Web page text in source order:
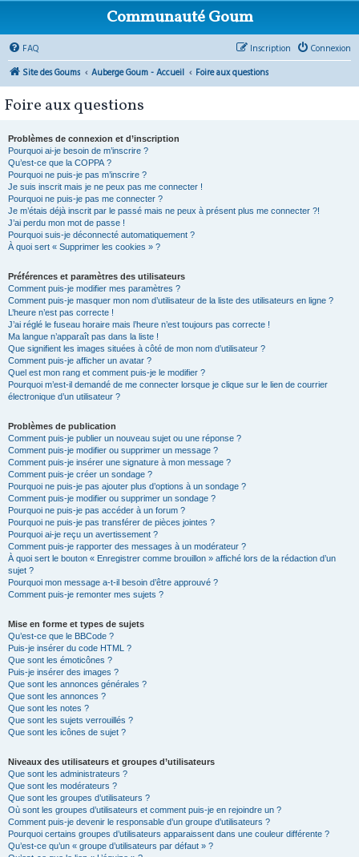
Communauté Goum
FAQ Connexion
Inscription
Site des Goums
Auberge Goum - Accueil Foire aux questions
Foire aux questions
Problèmes de connexion et d’inscription
Pourquoi ai-je besoin de m’inscrire ?
Qu’est-ce que la COPPA ?
Pourquoi ne puis-je pas m’inscrire ?
Je suis inscrit mais je ne peux pas me connecter !
Pourquoi ne puis-je pas me connecter ?
Je m’étais déjà inscrit par le passé mais ne peux à présent plus me connecter ?!
J’ai perdu mon mot de passe !
Pourquoi suis-je déconnecté automatiquement ?
À quoi sert « Supprimer les cookies » ?
Préférences et paramètres des utilisateurs
Comment puis-je modifier mes paramètres ?
Comment puis-je masquer mon nom d’utilisateur de la liste des utilisateurs en ligne ?
L’heure n’est pas correcte !
J’ai réglé le fuseau horaire mais l’heure n’est toujours pas correcte !
Ma langue n’apparaît pas dans la liste !
Que signifient les images situées à côté de mon nom d’utilisateur ?
Comment puis-je afficher un avatar ?
Quel est mon rang et comment puis-je le modifier ?
Pourquoi m’est-il demandé de me connecter lorsque je clique sur le lien de courrier
électronique d’un utilisateur ?
Problèmes de publication
Comment puis-je publier un nouveau sujet ou une réponse ?
Comment puis-je modifier ou supprimer un message ?
Comment puis-je insérer une signature à mon message ?
Comment puis-je créer un sondage ?
Pourquoi ne puis-je pas ajouter plus d’options à un sondage ?
Comment puis-je modifier ou supprimer un sondage ?
Pourquoi ne puis-je pas accéder à un forum ?
Pourquoi ne puis-je pas transférer de pièces jointes ?
Pourquoi ai-je reçu un avertissement ?
Comment puis-je rapporter des messages à un modérateur ?
À quoi sert le bouton « Enregistrer comme brouillon » affiché lors de la rédaction d’un
sujet ?
Pourquoi mon message a-t-il besoin d’être approuvé ?
Comment puis-je remonter mes sujets ?
Mise en forme et types de sujets
Qu’est-ce que le BBCode ?
Puis-je insérer du code HTML ?
Que sont les émoticônes ?
Puis-je insérer des images ?
Que sont les annonces générales ?
Que sont les annonces ?
Que sont les notes ?
Que sont les sujets verrouillés ?
Que sont les icônes de sujet ?
Niveaux des utilisateurs et groupes d’utilisateurs
Que sont les administrateurs ?
Que sont les modérateurs ?
Que sont les groupes d’utilisateurs ?
Où sont les groupes d’utilisateurs et comment puis-je en rejoindre un ?
Comment puis-je devenir le responsable d’un groupe d’utilisateurs ?
Pourquoi certains groupes d’utilisateurs apparaissent dans une couleur différente ?
Qu’est-ce qu’un « groupe d’utilisateurs par défaut » ?